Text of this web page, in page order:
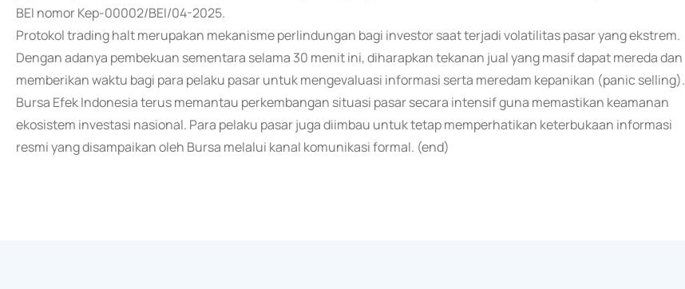
BEI nomor Kep-00002/BEI/04-2025.
Protokol trading halt merupakan mekanisme perlindungan bagi investor saat terjadi volatilitas pasar yang ekstrem.
Dengan adanya pembekuan sementara selama 30 menit ini, diharapkan tekanan jual yang masif dapat mereda dan
memberikan waktu bagi para pelaku pasar untuk mengevaluasi informasi serta meredam kepanikan (panic selling).
Bursa Efek Indonesia terus memantau perkembangan situasi pasar secara intensif guna memastikan keamanan
ekosistem investasi nasional. Para pelaku pasar juga diimbau untuk tetap memperhatikan keterbukaan informasi
resmi yang disampaikan oleh Bursa melalui kanal komunikasi formal. (end)